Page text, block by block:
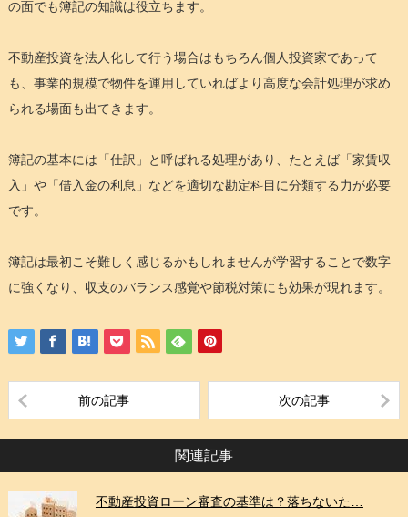
の面でも簿記の知識は役立ちます。
不動産投資を法人化して行う場合はもちろん個人投資家であって
も、事業的規模で物件を運用していればより高度な会計処理が求め
られる場面も出てきます。
簿記の基本には「仕訳」と呼ばれる処理があり、たとえば「家賃収
入」や「借入金の利息」などを適切な勘定科目に分類する力が必要
です。
簿記は最初こそ難しく感じるかもしれませんが学習することで数字
に強くなり、収支のバランス感覚や節税対策にも効果が現れます。
前の記事 次の記事
関連記事
不動産投資ローン審査の基準は？落ちないた…